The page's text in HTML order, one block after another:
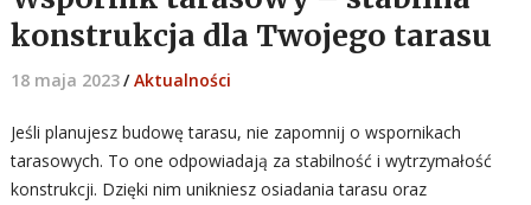
konstrukcja dla Twojego tarasu
18 maja 2023/ Aktualności
Jeśli planujesz budowę tarasu, nie zapomnij o wspornikach
tarasowych. To one odpowiadają za stabilność i wytrzymałość
konstrukcji. Dzięki nim unikniesz osiadania tarasu oraz